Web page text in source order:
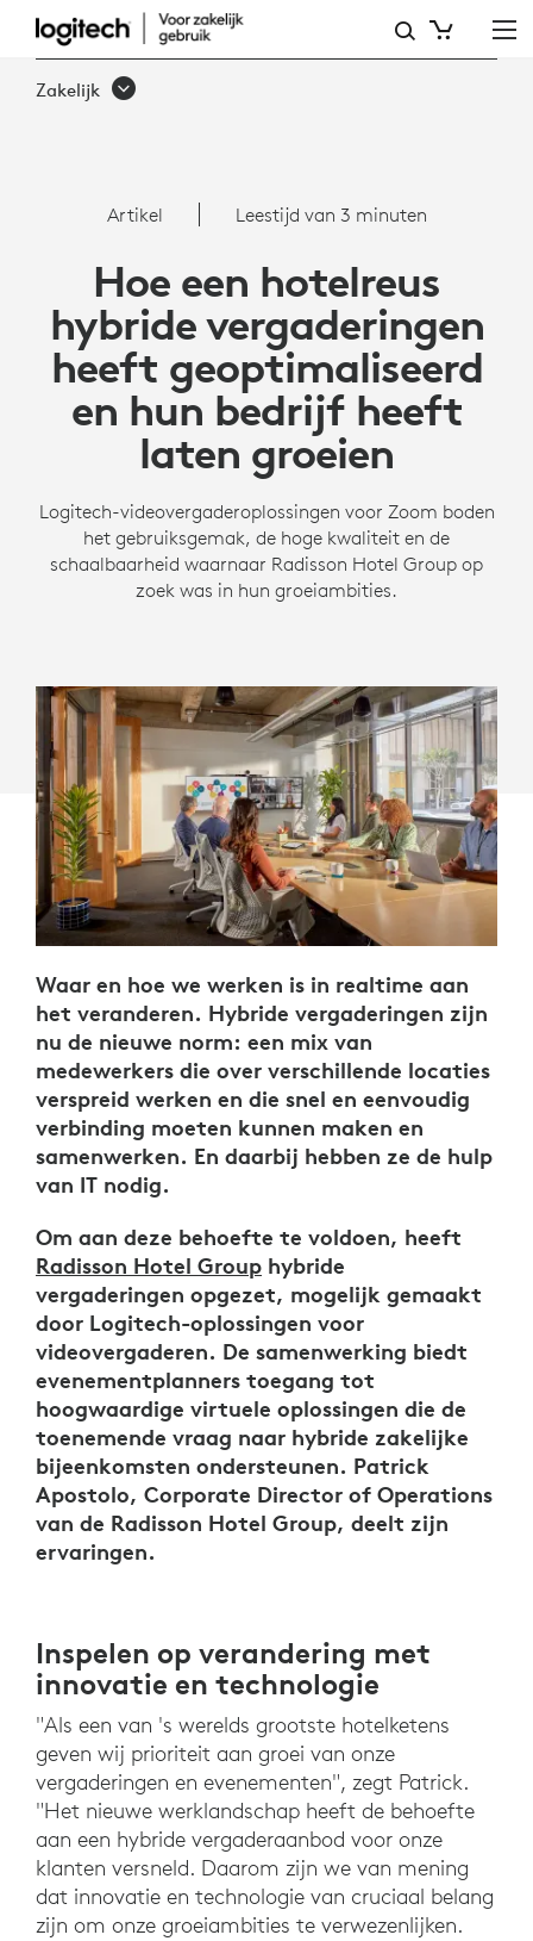
HYBRIDE
VERGADERINGEN
LOGITECH
CONFERENCE
CAMERA'S
Zakelijk
Artikel Leestijd van 3 minuten
Hoe een hotelreus
hybride vergaderingen
heeft geoptimaliseerd
en hun bedrijf heeft
laten groeien
Logitech-videovergaderoplossingen voor Zoom boden
het gebruiksgemak, de hoge kwaliteit en de
schaalbaarheid waarnaar Radisson Hotel Group op
zoek was in hun groeiambities.
Waar en hoe we werken is in realtime aan
het veranderen. Hybride vergaderingen zijn
nu de nieuwe norm: een mix van
medewerkers die over verschillende locaties
verspreid werken en die snel en eenvoudig
verbinding moeten kunnen maken en
samenwerken. En daarbij hebben ze de hulp
van IT nodig.
Om aan deze behoefte te voldoen, heeft
Radisson Hotel Group hybride
vergaderingen opgezet, mogelijk gemaakt
door Logitech-oplossingen voor
videovergaderen. De samenwerking biedt
evenementplanners toegang tot
hoogwaardige virtuele oplossingen die de
toenemende vraag naar hybride zakelijke
bijeenkomsten ondersteunen. Patrick
Apostolo, Corporate Director of Operations
van de Radisson Hotel Group, deelt zijn
ervaringen.
Inspelen op verandering met
innovatie en technologie
"Als een van 's werelds grootste hotelketens
geven wij prioriteit aan groei van onze
vergaderingen en evenementen", zegt Patrick.
"Het nieuwe werklandschap heeft de behoefte
aan een hybride vergaderaanbod voor onze
klanten versneld. Daarom zijn we van mening
dat innovatie en technologie van cruciaal belang
zijn om onze groeiambities te verwezenlijken.